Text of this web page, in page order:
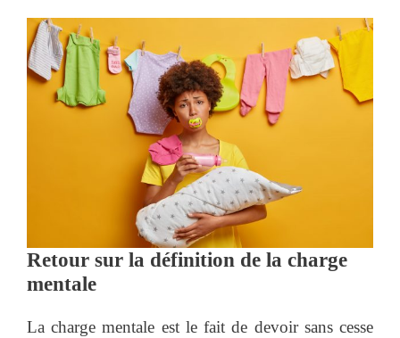
Retour sur la définition de la charge
mentale
La charge mentale est le fait de devoir sans cesse